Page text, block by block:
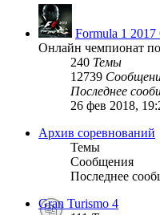
Formula 1 2017
Онлайн чемпионат по
240 Темы
12739
Последнее
26 фев 2018,
Архив соревнований
Темы
Сообщения
Последнее
Gran Turismo 4